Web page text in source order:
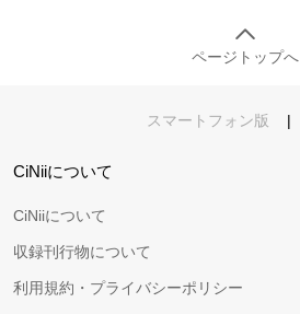
ページトップへ
スマートフォン版 |
CiNiiについて
CiNiiについて
収録刊行物について
利用規約・プライバシーポリシー